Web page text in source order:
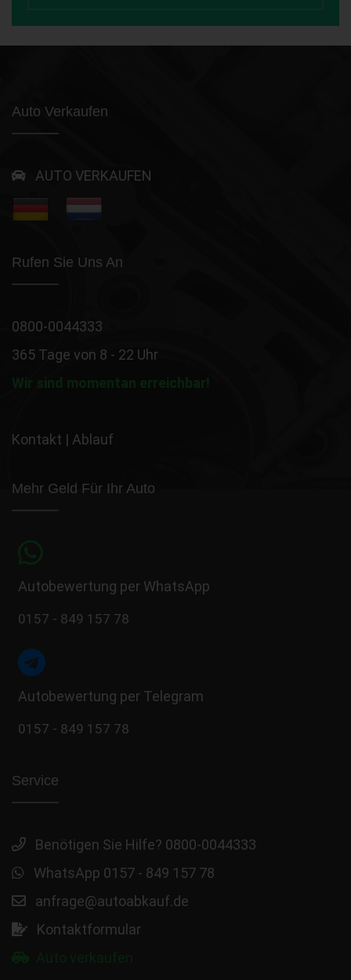
Auto Verkaufen
AUTO VERKAUFEN
Rufen Sie Uns An
0800-0044333
365 Tage von 8 - 22 Uhr
Wir sind momentan erreichbar!
Kontakt | Ablauf
Mehr Geld Für Ihr Auto
Autobewertung per WhatsApp
0157 - 849 157 78
Autobewertung per Telegram
0157 - 849 157 78
Service
Benötigen Sie Hilfe? 0800-0044333
WhatsApp 0157 - 849 157 78
anfrage@autoabkauf.de
Kontaktformular